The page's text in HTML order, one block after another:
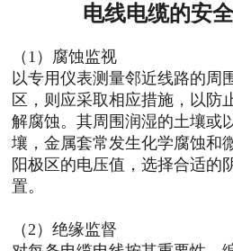
电线电缆的安
（1）腐蚀监视
以专用仪表测量邻近线路的周
区，则应采取相应措施，以防
解腐蚀。其周围润湿的土壤或
壤，金属套常发生化学腐蚀和
阳极区的电压值，选择合适的
置。
（2）绝缘监督